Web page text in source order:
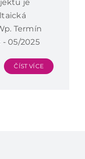
je
Termín
- 05/2025
ČÍST VÍCE